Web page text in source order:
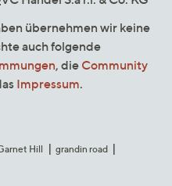
übernehmen wir keine
auch folgende
, die Community
Impressum.
Hill
grandin road